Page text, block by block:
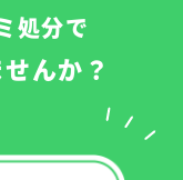
処分で
んか？